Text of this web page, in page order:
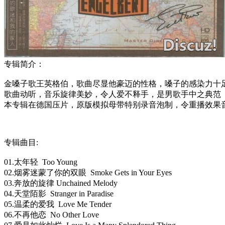
专辑简介：
金嗓子歌王英格伯，歌曲尽显他豪迈的性格，嗓子的感染力十
歌曲动听，音乐旋律美妙，令人爱不释手，是男歌手中之典范
本专辑在德国压片，原版模拟母带特别录音泡制，令重播效果
专辑曲目:
01.太年轻 Too Young
02.烟雾迷蒙了你的双眼 Smoke Gets in Your Eyes
03.奔放的旋律 Unchained Melody
04.天堂陌影 Stranger in Paradise
05.温柔的爱我 Love Me Tender
06.不再他恋 No Other Love